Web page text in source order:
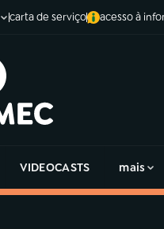
carta de serviço acesso à
VIDEOCASTS mais